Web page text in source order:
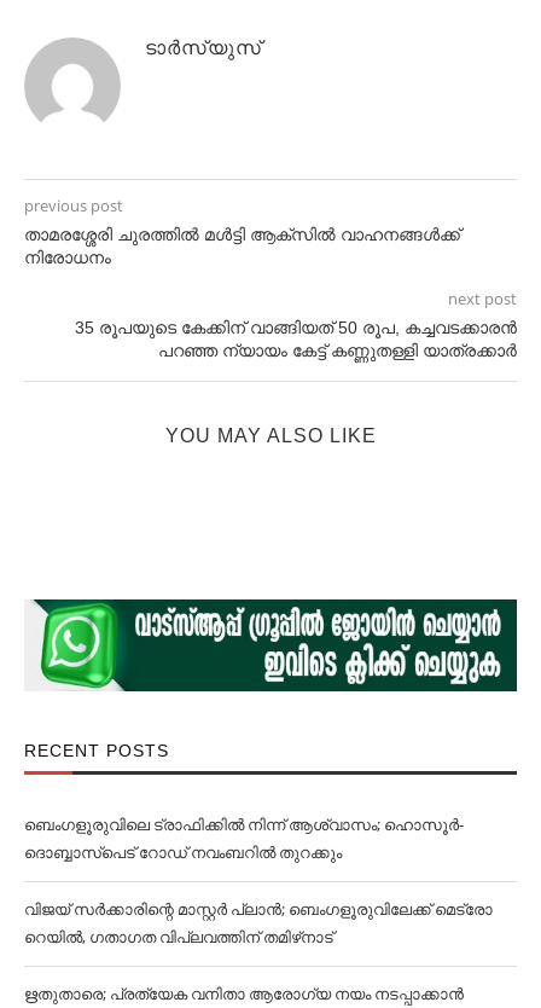
ടാർസ്യുസ്
previous post
താമരശ്ശേരി ചുരത്തിൽ മൾട്ടി ആക്സിൽ വാഹനങ്ങൾക്ക്
നിരോധനം
next post
35 രൂപയുടെ കേക്കിന് വാങ്ങിയത് 50 രൂപ, കച്ചവടക്കാരൻ
പറഞ്ഞ ന്യായം കേട്ട് കണ്ണുതള്ളി യാത്രക്കാര്‍
YOU MAY ALSO LIKE
RECENT POSTS
ബെംഗളൂരുവിലെ ട്രാഫിക്കില്‍ നിന്ന് ആശ്വാസം; ഹൊസൂര്‍-
ദൊബ്ബാസ്പെട് റോഡ് നവംബറില്‍ തുറക്കും
വിജയ് സര്‍ക്കാരിന്റെ മാസ്റ്റര്‍ പ്ലാന്‍; ബെംഗളൂരുവിലേക്ക് മെട്രോ
റെയില്‍, ഗതാഗത വിപ്ലവത്തിന് തമിഴ്‌നാട്
ഋതുതാരെ; പ്രത്യേക വനിതാ ആരോഗ്യ നയം നടപ്പാക്കാൻ